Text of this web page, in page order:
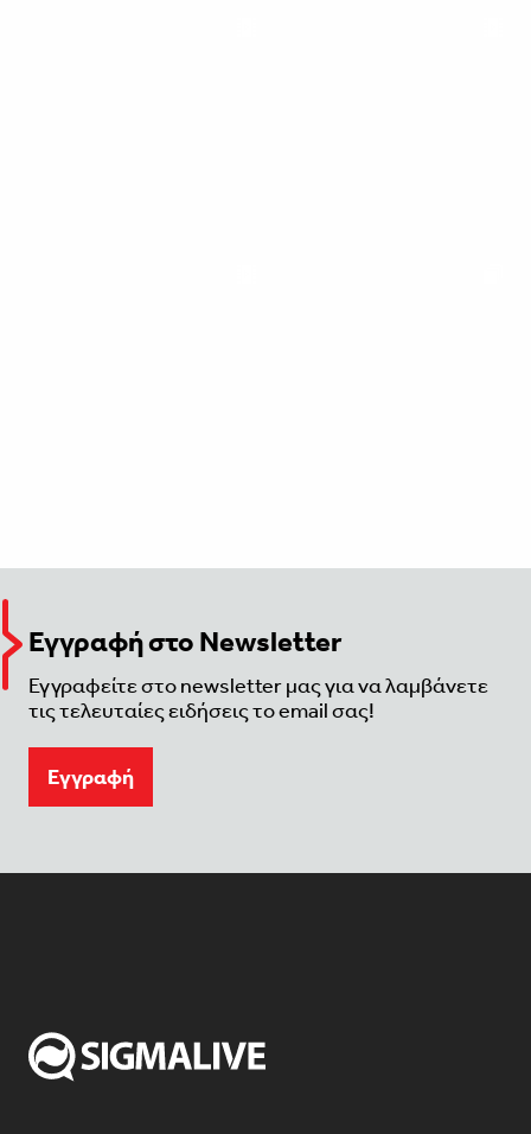
Εγγραφή στο Newsletter
Εγγραφείτε στο newsletter μας για να λαμβάνετε
τις τελευταίες ειδήσεις το email σας!
Eγγραφή